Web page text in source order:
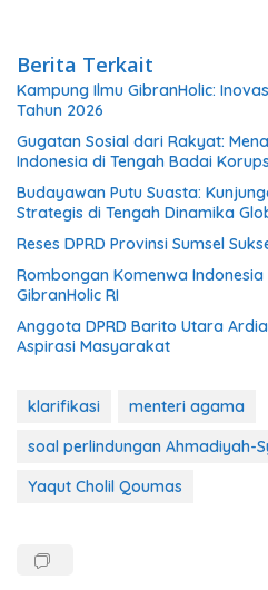
Berita Terkait
Kampung Ilmu GibranHolic:
Tahun 2026
Gugatan Sosial dari Rakyat:
Indonesia di Tengah Badai
Budayawan Putu Suasta:
Strategis di Tengah Dinamika
Reses DPRD Provinsi Sumsel
Rombongan Komenwa Indonesia
GibranHolic RI
Anggota DPRD Barito Utara
Aspirasi Masyarakat
klarifikasi
menteri agama
soal perlindungan Ahmadiyah-
Yaqut Cholil Qoumas